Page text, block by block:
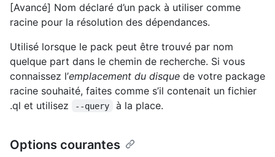
[Avancé] Nom déclaré d’un pack à utiliser comme
racine pour la résolution des dépendances.
Utilisé lorsque le pack peut être trouvé par nom
quelque part dans le chemin de recherche. Si vous
connaissez l’emplacement du disque de votre package
racine souhaité, faites comme s’il contenait un fichier
.ql et utilisez
--query à la place.
Options courantes